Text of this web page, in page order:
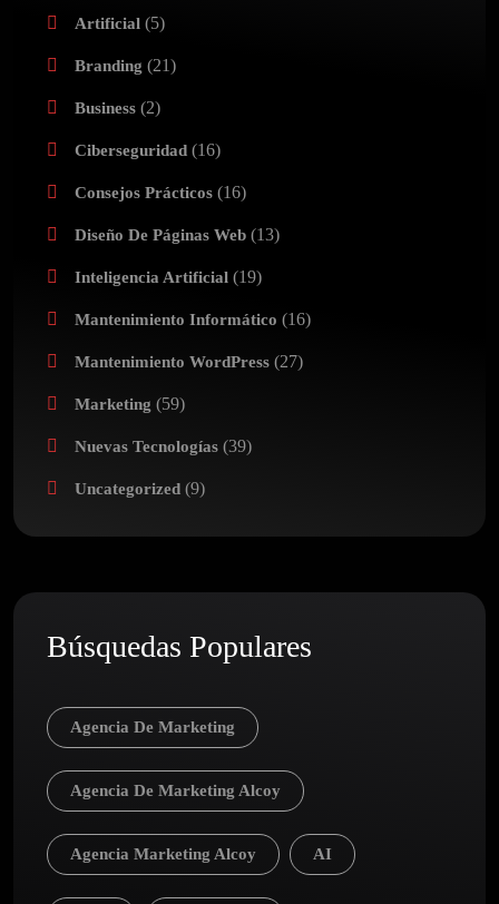
Artificial (5)
Branding (21)
Business (2)
Ciberseguridad (16)
Consejos Prácticos (16)
Diseño De Páginas Web (13)
Inteligencia Artificial (19)
Mantenimiento Informático (16)
Mantenimiento WordPress (27)
Marketing (59)
Nuevas Tecnologías (39)
Uncategorized (9)
Búsquedas Populares
Agencia De Marketing
Agencia De Marketing Alcoy
Agencia Marketing Alcoy AI